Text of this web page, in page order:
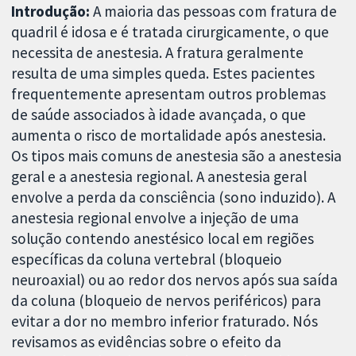
Introdução:A maioria das pessoas com fratura de
quadril é idosa e é tratada cirurgicamente, o que
necessita de anestesia. A fratura geralmente
resulta de uma simples queda. Estes pacientes
frequentemente apresentam outros problemas
de saúde associados à idade avançada, o que
aumenta o risco de mortalidade após anestesia.
Os tipos mais comuns de anestesia são a anestesia
geral e a anestesia regional. A anestesia geral
envolve a perda da consciência (sono induzido). A
anestesia regional envolve a injeção de uma
solução contendo anestésico local em regiões
específicas da coluna vertebral (bloqueio
neuroaxial) ou ao redor dos nervos após sua saída
da coluna (bloqueio de nervos periféricos) para
evitar a dor no membro inferior fraturado. Nós
revisamos as evidências sobre o efeito da